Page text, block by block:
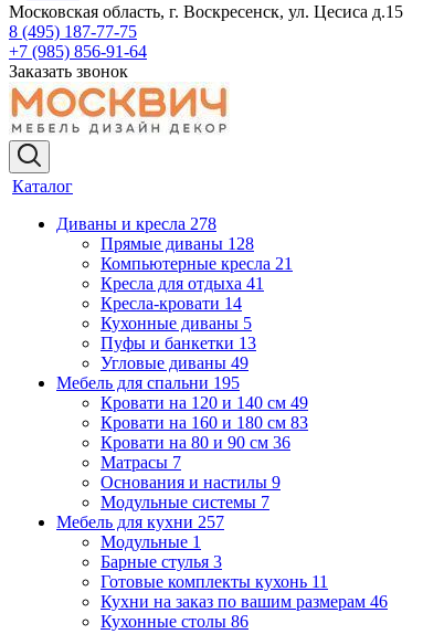
Московская область, г. Воскресенск, ул. Цесиса д.15
8 (495) 187-77-75
+7 (985) 856-91-64
Заказать звонок
Каталог
Диваны и кресла 278
Прямые диваны 128
Компьютерные кресла 21
Кресла для отдыха 41
Кресла-кровати 14
Кухонные диваны 5
Пуфы и банкетки 13
Угловые диваны 49
Мебель для спальни 195
Кровати на 120 и 140 см 49
Кровати на 160 и 180 см 83
Кровати на 80 и 90 см 36
Матрасы 7
Основания и настилы 9
Модульные системы 7
Мебель для кухни 257
Модульные 1
Барные стулья 3
Готовые комплекты кухонь 11
Кухни на заказ по вашим размерам 46
Кухонные столы 86